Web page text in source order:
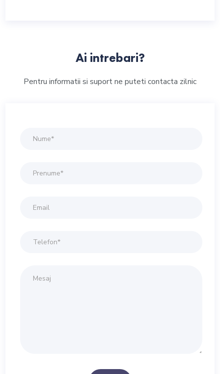
Ai intrebari?
Pentru informatii si suport ne puteti contacta zilnic